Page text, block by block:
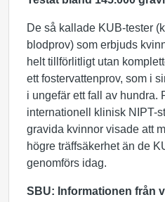
De så kallade KUB-tester
blodprov) som erbjuds
helt tillförlitligt utan
ett fostervattenprov, som i
i ungefär ett fall av hundra.
internationell klinisk NIPT-
gravida kvinnor visade att
högre träffsäkerhet än de
genomförs idag.
SBU: Informationen från